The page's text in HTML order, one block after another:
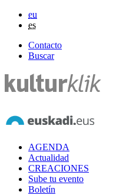
eu
es
Contacto
Buscar
AGENDA
Actualidad
CREACIONES
Sube tu evento
Boletín